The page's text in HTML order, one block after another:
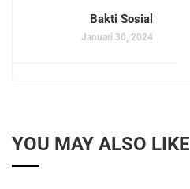
Bakti Sosial
Januari 30, 2024
YOU MAY ALSO LIKE